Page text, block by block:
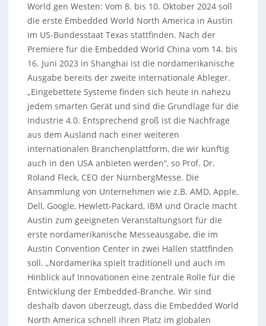
World gen Westen: Vom 8. bis 10. Oktober 2024 soll
die erste Embedded World North America in Austin
im US-Bundesstaat Texas stattfinden. Nach der
Premiere für die Embedded World China vom 14. bis
16. Juni 2023 in Shanghai ist die nordamerikanische
Ausgabe bereits der zweite internationale Ableger.
„Eingebettete Systeme finden sich heute in nahezu
jedem smarten Gerät und sind die Grundlage für die
Industrie 4.0. Entsprechend groß ist die Nachfrage
aus dem Ausland nach einer weiteren
internationalen Branchenplattform, die wir künftig
auch in den USA anbieten werden“, so Prof. Dr.
Roland Fleck, CEO der NürnbergMesse. Die
Ansammlung von Unternehmen wie z.B. AMD, Apple,
Dell, Google, Hewlett-Packard, IBM und Oracle macht
Austin zum geeigneten Veranstaltungsort für die
erste nordamerikanische Messeausgabe, die im
Austin Convention Center in zwei Hallen stattfinden
soll. „Nordamerika spielt traditionell und auch im
Hinblick auf Innovationen eine zentrale Rolle für die
Entwicklung der Embedded-Branche. Wir sind
deshalb davon überzeugt, dass die Embedded World
North America schnell ihren Platz im globalen